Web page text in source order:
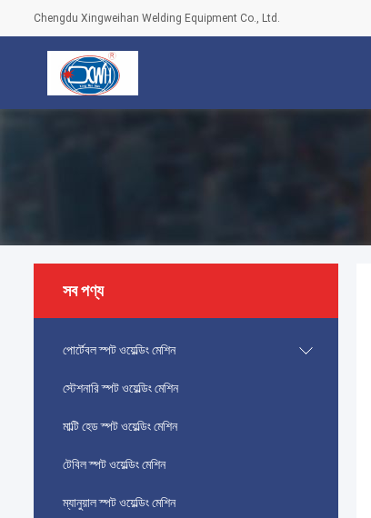
Chengdu Xingweihan Welding Equipment Co., Ltd.
সব পণ্য
পোর্টেবল স্পট ওয়েল্ডিং মেশিন
স্টেশনারি স্পট ওয়েল্ডিং মেশিন
মাল্টি হেড স্পট ওয়েল্ডিং মেশিন
টেবিল স্পট ওয়েল্ডিং মেশিন
ম্যানুয়াল স্পট ওয়েল্ডিং মেশিন